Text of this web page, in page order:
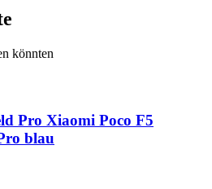
könnten
Pro Xiaomi Poco F5
blau